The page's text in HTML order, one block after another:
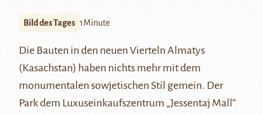
Bild des Tages 1Minute
Die Bauten in den neuen Vierteln Almatys
(Kasachstan) haben nichts mehr mit dem
monumentalen sowjetischen Stil gemein. Der
Park dem Luxuseinkaufszentrum „Jessentaj Mall“